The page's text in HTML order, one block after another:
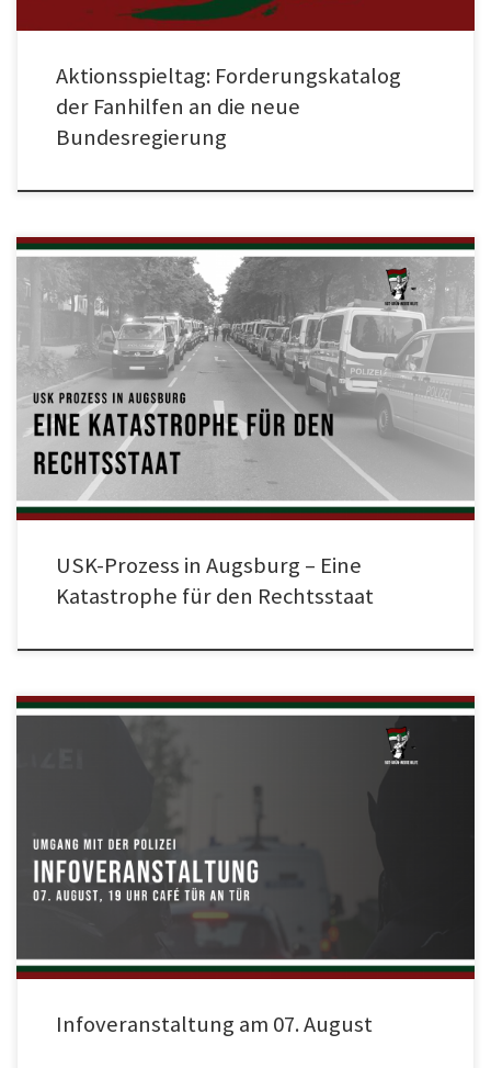
Aktionsspieltag: Forderungskatalog
der Fanhilfen an die neue
Bundesregierung
Zum ersten Heimspiel der vergangenen Saison empfing der FCA die Borussia
aus Mönchengladbach im ausverkauften Schwabenstadion. Das 4:4
Spektakel auf dem Rasen sollte an diesem Tag aber in den Hintergrund
rücken, machte nach Abpfiff des Spiels ein Bild der Mönchengladbacher
Fanhilfe die Runde, auf dem ein Schussloch in einem Gladbacher […]
USK-Prozess in Augsburg – Eine
Katastrophe für den Rechtsstaat
Wertachstraße 29a in Augsburg statt. Eingeladen ist neben unseren
Mitglieder generell jeder FCA-Fan. Wie bei bisherigen Infoveranstaltungen
auch, geht es insbesondere um das eigene Verhalten ggü. der Polizei/Justiz
[…]
Infoveranstaltung am 07. August